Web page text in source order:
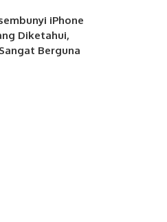
iPhone
Diketahui,
Berguna